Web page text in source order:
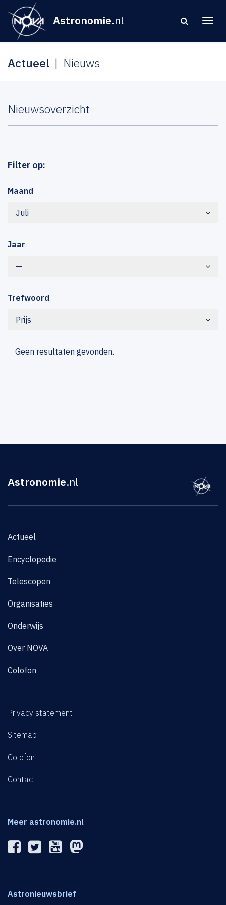
Astronomie.nl
Actueel Nieuws
Nieuwsoverzicht
Filter op:
Maand
Juli
Jaar
—
Trefwoord
Prijs
Geen resultaten gevonden.
Astronomie.nl
Actueel
Encyclopedie
Telescopen
Organisaties
Onderwijs
Over NOVA
Colofon
Privacy statement
Sitemap
Colofon
Contact
Meer astronomie.nl
Astronieuwsbrief